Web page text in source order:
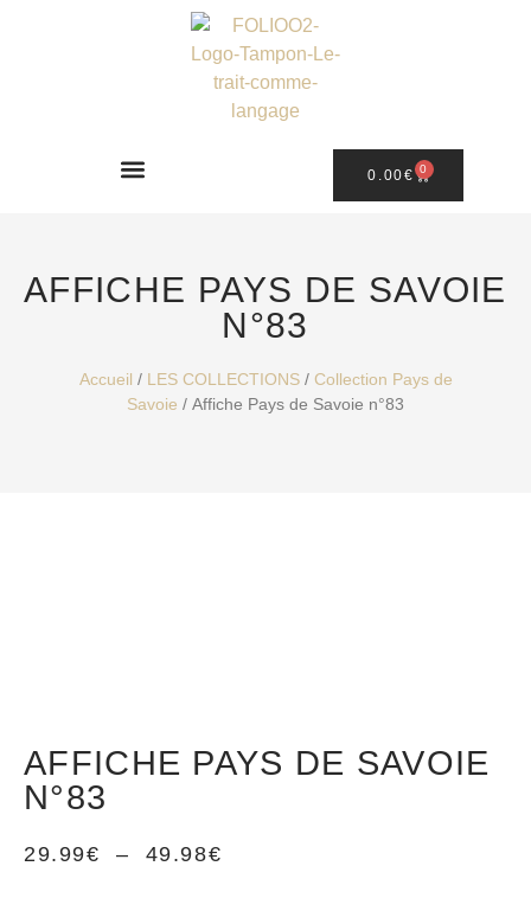
0.00€ 0
AFFICHE PAYS DE SAVOIE
N°83
Accueil / LES COLLECTIONS/ Collection Pays de
Savoie / Affiche Pays de Savoie n°83
AFFICHE PAYS DE SAVOIE
N°83
29.99€ – 49.98€